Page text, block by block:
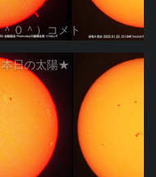
０＾）コメト
日の太陽★